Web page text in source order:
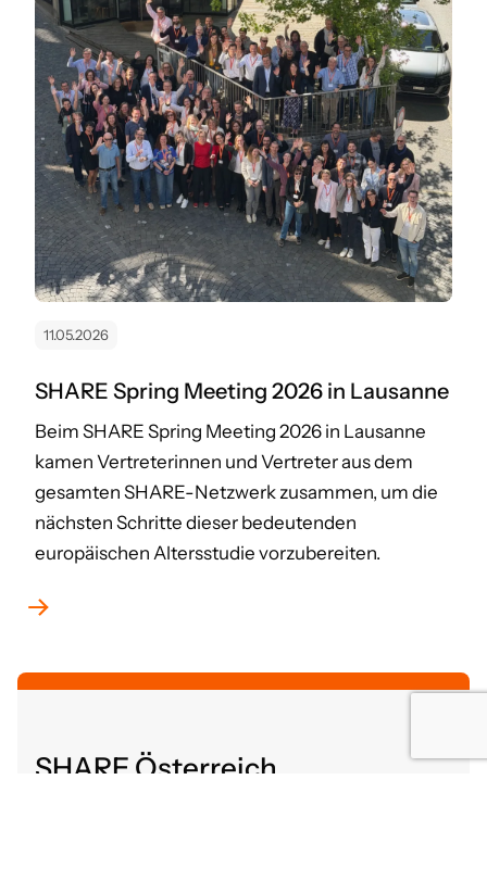
11.05.2026
SHARE Spring Meeting 2026 in Lausanne
Beim SHARE Spring Meeting 2026 in Lausanne
kamen Vertreterinnen und Vertreter aus dem
gesamten SHARE-Netzwerk zusammen, um die
nächsten Schritte dieser bedeutenden
europäischen Altersstudie vorzubereiten.
SHARE Österreich